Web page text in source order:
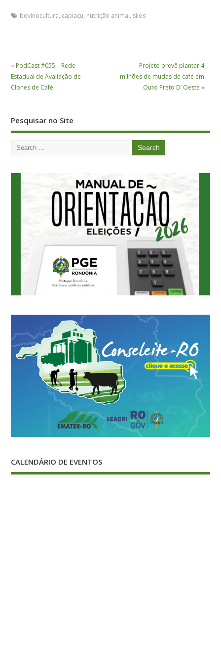
bovinocultura, capiaçu, nutrição animal, silos
« PodCast #055 – Rede
Estadual de Avaliação de
Clones de Café
Projeto prevê plantar 4
milhões de mudas de café em
Ouro Preto D’ Oeste »
Pesquisar no Site
CALENDÁRIO DE EVENTOS